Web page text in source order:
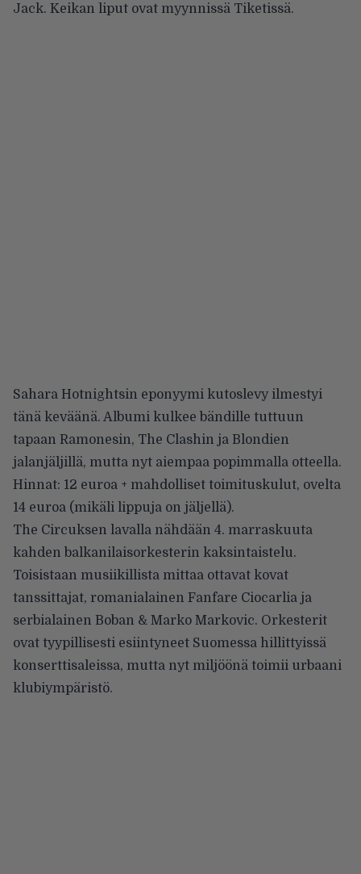
Jack. Keikan liput ovat myynnissä Tiketissä.
Sahara Hotnightsin eponyymi kutoslevy ilmestyi
tänä keväänä. Albumi kulkee bändille tuttuun
tapaan Ramonesin, The Clashin ja Blondien
jalanjäljillä, mutta nyt aiempaa popimmalla otteella.
Hinnat: 12 euroa + mahdolliset toimituskulut, ovelta
14 euroa (mikäli lippuja on jäljellä).
The Circuksen lavalla nähdään 4. marraskuuta
kahden balkanilaisorkesterin kaksintaistelu.
Toisistaan musiikillista mittaa ottavat kovat
tanssittajat, romanialainen Fanfare Ciocarlia ja
serbialainen Boban & Marko Markovic. Orkesterit
ovat tyypillisesti esiintyneet Suomessa hillittyissä
konserttisaleissa, mutta nyt miljöönä toimii urbaani
klubiympäristö.